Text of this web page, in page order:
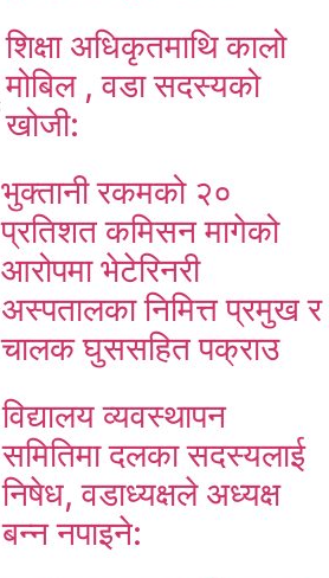
शिक्षा अधिकृतमाथि कालो
मोबिल , वडा सदस्यको
खोजी:
भुक्तानी रकमको २०
प्रतिशत कमिसन मागेको
आरोपमा भेटेरिनरी
अस्पतालका निमित्त प्रमुख र
चालक घुससहित पक्राउ
विद्यालय व्यवस्थापन
समितिमा दलका सदस्यलाई
निषेध, वडाध्यक्षले अध्यक्ष
बन्न नपाइने: